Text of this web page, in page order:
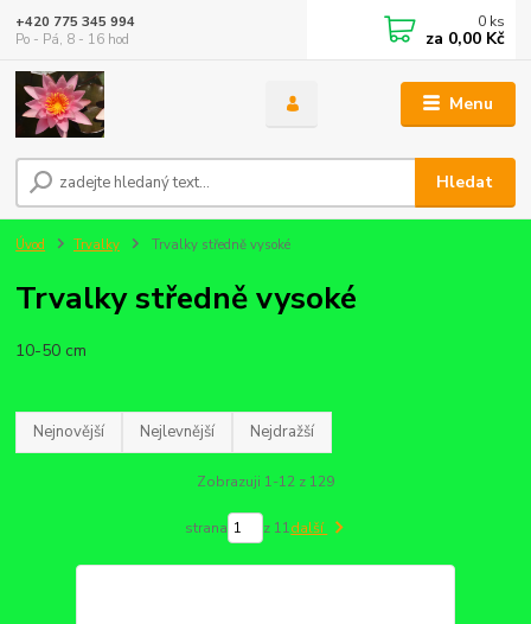
Menu
Hledat
+420 775 345 994
Po - Pá, 8 - 16 hod
0 ks
za 0,00 Kč
Úvod Trvalky Trvalky středně vysoké
Trvalky středně vysoké
10-50 cm
Nejnovější Nejlevnější Nejdražší
Zobrazuji 1-12 z 129
strana z 11další